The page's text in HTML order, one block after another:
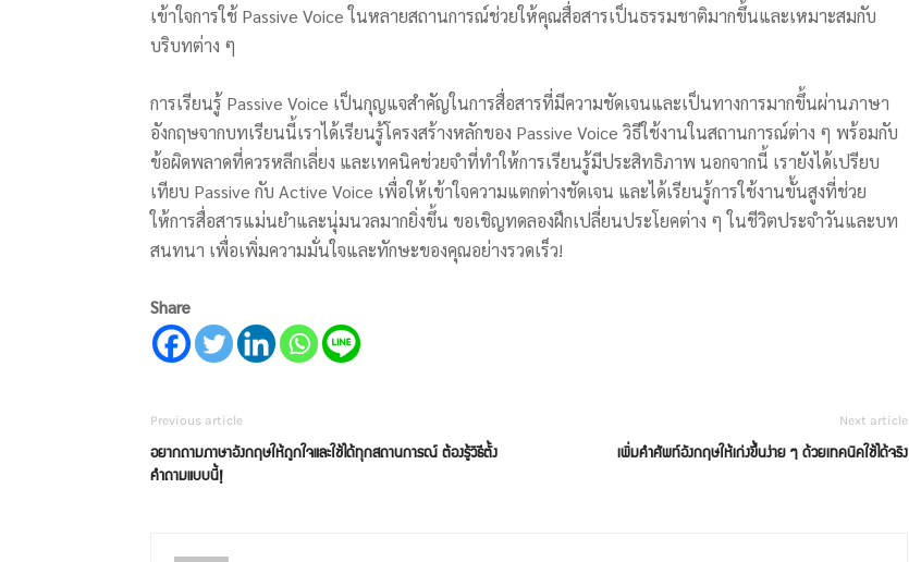
เข้าใจการใช้ Passive Voice ในหลายสถานการณ์ช่วยให้คุณสื่อสารเป็นธรรมชาติมากขึ้นและเหมาะสมกับ
บริบทต่าง ๆ
การเรียนรู้ Passive Voice เป็นกุญแจสำคัญในการสื่อสารที่มีความชัดเจนและเป็นทางการมากขึ้นผ่านภาษา
อังกฤษจากบทเรียนนี้เราได้เรียนรู้โครงสร้างหลักของ Passive Voice วิธีใช้งานในสถานการณ์ต่าง ๆ พร้อมกับ
ข้อผิดพลาดที่ควรหลีกเลี่ยง และเทคนิคช่วยจำที่ทำให้การเรียนรู้มีประสิทธิภาพ นอกจากนี้ เรายังได้เปรียบ
เทียบ Passive กับ Active Voice เพื่อให้เข้าใจความแตกต่างชัดเจน และได้เรียนรู้การใช้งานขั้นสูงที่ช่วย
ให้การสื่อสารแม่นยำและนุ่มนวลมากยิ่งขึ้น ขอเชิญทดลองฝึกเปลี่ยนประโยคต่าง ๆ ในชีวิตประจำวันและบท
สนทนา เพื่อเพิ่มความมั่นใจและทักษะของคุณอย่างรวดเร็ว!
Share
Previous article
อยากถามภาษาอังกฤษให้ถูกใจและใช้ได้ทุกสถานการณ์ ต้องรู้วิธีตั้ง
คำถามแบบนี้!
Next article
เพิ่มคำศัพท์อังกฤษให้เก่งขึ้นง่าย ๆ ด้วยเทคนิคใช้ได้จริง